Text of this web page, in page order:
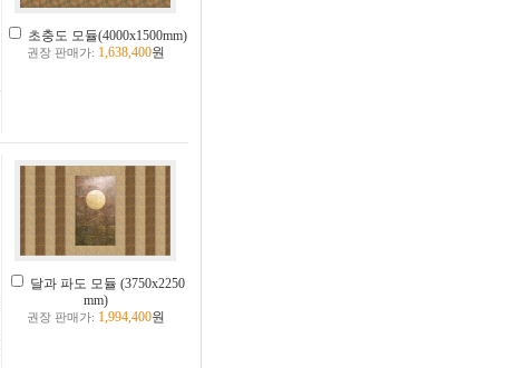
초충도 모듈(4000x1500mm)
권장 판매가: 1,638,400원
달과 파도 모듈 (3750x2250
mm)
권장 판매가: 1,994,400원